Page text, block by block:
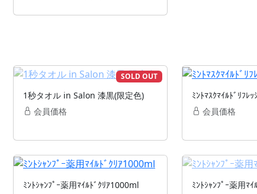
SOLD OUT
1秒タオル in Salon 漆黒(限定色)
会員価格
ﾐﾝﾄﾏｽｸﾏｲﾙﾄﾞﾘﾌﾚ
会員価格
ﾐﾝﾄｼｬﾝﾌﾟｰ薬用ﾏｲﾙﾄﾞｸﾘｱ1000ml
ﾐﾝﾄｼｬﾝﾌﾟｰ薬用ﾏ